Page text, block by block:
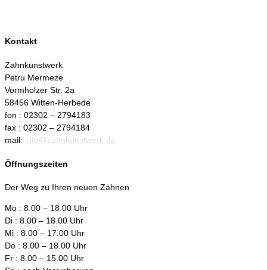
Kontakt
Zahnkunstwerk
Petru Mermeze
Vormholzer Str. 2a
58456 Witten-Herbede
fon : 02302 – 2794183
fax : 02302 – 2794184
mail: info@zahnkunstwerk.de
Öffnungszeiten
Der Weg zu Ihren neuen Zähnen
Mo : 8.00 – 18.00 Uhr
Di : 8.00 – 18.00 Uhr
Mi : 8.00 – 17.00 Uhr
Do : 8.00 – 18.00 Uhr
Fr : 8.00 – 15.00 Uhr